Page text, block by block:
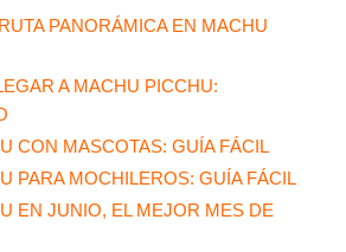
PANORÁMICA EN MACHU
A MACHU PICCHU:
CON MASCOTAS: GUÍA FÁCIL
PARA MOCHILEROS: GUÍA FÁCIL
EN JUNIO, EL MEJOR MES DE